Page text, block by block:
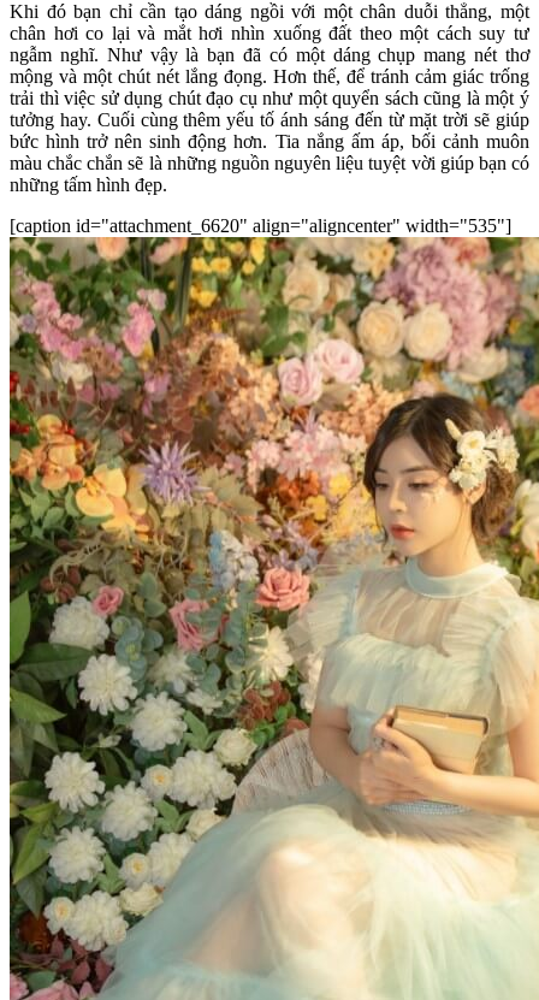
Khi đó bạn chỉ cần tạo dáng ngồi với một chân duỗi thẳng, một
chân hơi co lại và mắt hơi nhìn xuống đất theo một cách suy tư
ngẫm nghĩ. Như vậy là bạn đã có một dáng chụp mang nét thơ
mộng và một chút nét lắng đọng. Hơn thế, để tránh cảm giác trống
trải thì việc sử dụng chút đạo cụ như một quyển sách cũng là một ý
tưởng hay. Cuối cùng thêm yếu tố ánh sáng đến từ mặt trời sẽ giúp
bức hình trở nên sinh động hơn. Tia nắng ấm áp, bối cảnh muôn
màu chắc chắn sẽ là những nguồn nguyên liệu tuyệt vời giúp bạn có
những tấm hình đẹp.
[caption id="attachment_6620" align="aligncenter" width="535"]